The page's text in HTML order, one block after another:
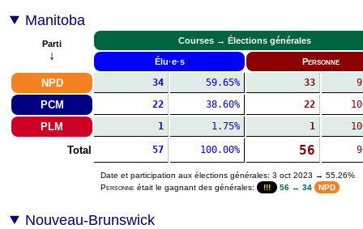
Manitoba
Parti
↓
Courses → Élections générales
Élu·e·s Personne
NPD 34 59.65% 33
PCM 22 38.60% 22
PLM 1 1.75% 1
Total 57 100.00% 56
Date et participation aux élections générales: 3 oct 2023 → 55.26%
Personne était le gagnant des générales: !!! 56 ↔ 34 NPD
Nouveau-Brunswick